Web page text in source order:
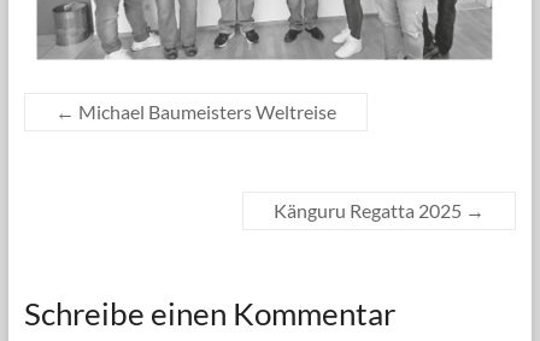
← Michael Baumeisters Weltreise
Känguru Regatta 2025 →
Schreibe einen Kommentar